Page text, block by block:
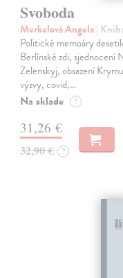
Svoboda
Merkelová Angela|
Politické memoáry
Berlínské zdi, sjednocení
Zelenskyj, obsazení
výzvy, covid,…
Na sklade ?
31,26 €
32,90 € ?